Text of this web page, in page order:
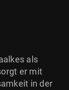
als
er mit
in der